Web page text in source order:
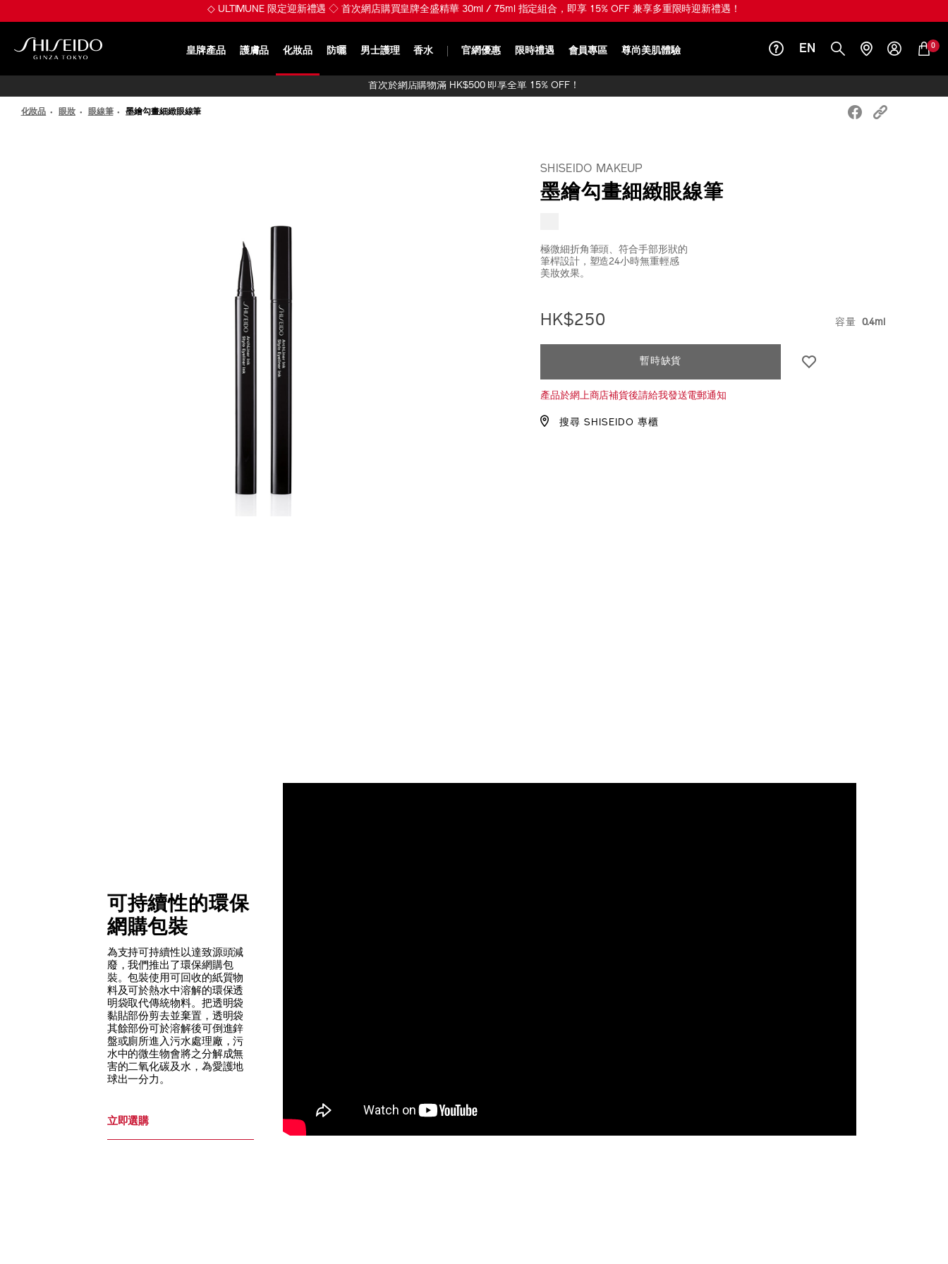
至
◇ ULTIMUNE 限定迎新禮遇 ◇ 首次網店購買皇牌全盛精華 30ml / 75ml 指定組合，即享 15% OFF 兼享多重限時迎新禮遇！
皇牌產品 護膚品 化妝品 防曬 男士護理 香水 官網優惠 限時禮遇 會員專區 尊尚美肌體驗 EN 0
首次於網店購物滿 HK$500 即享全單 15% OFF！
化妝品 眼妝 眼線筆 墨繪勾畫細緻眼線筆
SHISEIDO MAKEUP
墨繪勾畫細緻眼線筆
極微細折角筆頭、符合手部形狀的
筆桿設計，塑造24小時無重輕感
美妝效果。
編
HK$250 容量 0.4ml
TO
CART
PRODUCT
ACTIONS
暫時缺貨
產品於網上商店補貨後請給我發送電郵通知
搜尋 SHISEIDO 專櫃
可持續性的環保
網購包裝
為支持可持續性以達致源頭減
廢，我們推出了環保網購包
裝。包裝使用可回收的紙質物
料及可於熱水中溶解的環保透
明袋取代傳統物料。把透明袋
黏貼部份剪去並棄置，透明袋
其餘部份可於溶解後可倒進鋅
盤或廁所進入污水處理廠，污
水中的微生物會將之分解成無
害的二氧化碳及水，為愛護地
球出一分力。
立即選購